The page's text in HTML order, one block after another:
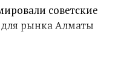
советские
для рынка Алматы